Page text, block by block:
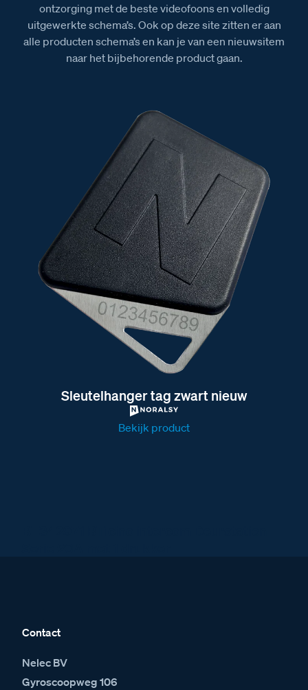
ontzorging met de beste videofoons en volledig
uitgewerkte schema’s. Ook op deze site zitten er aan
alle producten schema’s en kan je van een nieuwsitem
naar het bijbehorende product gaan.
Sleutelhanger tag zwart nieuw
Bekijk product
Contact
Nelec BV
Gyroscoopweg 106